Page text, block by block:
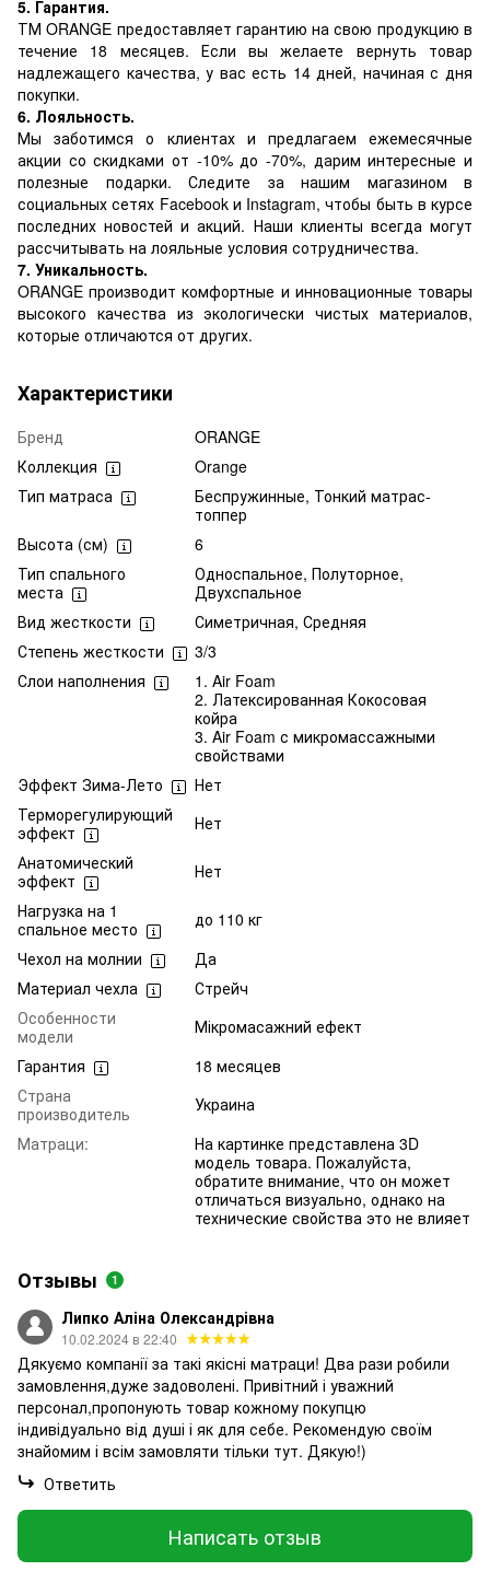
5. Гарантия.
ТМ ORANGE предоставляет гарантию на свою продукцию в
течение 18 месяцев. Если вы желаете вернуть товар
надлежащего качества, у вас есть 14 дней, начиная с дня
покупки.
6. Лояльность.
Мы заботимся о клиентах и предлагаем ежемесячные
акции со скидками от -10% до -70%, дарим интересные и
полезные подарки. Следите за нашим магазином в
социальных сетях Facebook и Instagram, чтобы быть в курсе
последних новостей и акций. Наши клиенты всегда могут
рассчитывать на лояльные условия сотрудничества.
7. Уникальность.
ORANGE производит комфортные и инновационные товары
высокого качества из экологически чистых материалов,
которые отличаются от других.
Характеристики
Бренд
ORANGE
Коллекция
Orange
Тип матраса
Беспружинные, Тонкий матрас-
топпер
Высота (см)
6
Тип спального
места
Односпальное, Полуторное,
Двухспальное
Вид жесткости
Симетричная, Средняя
Степень жесткости
3/3
Слои наполнения
1. Air Foam
2. Латексированная Кокосовая
койра
3. Air Foam с микромассажными
свойствами
Эффект Зима-Лето
Нет
Терморегулирующий
эффект
Нет
Анатомический
эффект
Нет
Нагрузка на 1
спальное место
до 110 кг
Чехол на молнии
Да
Материал чехла
Стрейч
Особенности
модели
Мікромасажний ефект
Гарантия
18 месяцев
Страна
производитель
Украина
Матраци:
На картинке представлена 3D
модель товара. Пожалуйста,
обратите внимание, что он может
отличаться визуально, однако на
технические свойства это не влияет
Отзывы 1
Липко Аліна Олександрівна
10.02.2024 в 22:40
Дякуємо компанії за такі якісні матраци! Два рази робили
замовлення,дуже задоволені. Привітний і уважний
персонал,пропонують товар кожному покупцю
індивідуально від душі і як для себе. Рекомендую своїм
знайомим і всім замовляти тільки тут. Дякую!)
Ответить
Написать отзыв